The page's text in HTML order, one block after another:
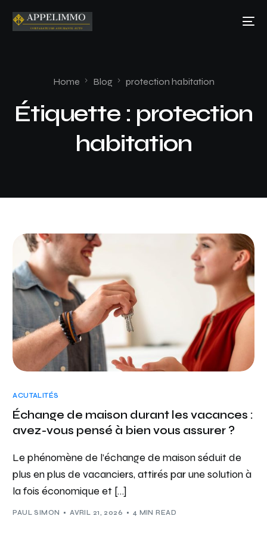
Home Blog protection habitation
Étiquette : protection
habitation
ACUTALITÉS
Échange de maison durant les vacances :
avez-vous pensé à bien vous assurer ?
Le phénomène de l’échange de maison séduit de
plus en plus de vacanciers, attirés par une solution à
la fois économique et […]
PAUL SIMON AVRIL 21, 2026 4 MIN READ